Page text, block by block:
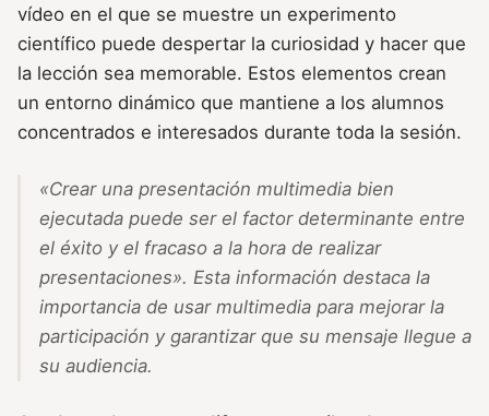
vídeo en el que se muestre un experimento
científico puede despertar la curiosidad y hacer que
la lección sea memorable. Estos elementos crean
un entorno dinámico que mantiene a los alumnos
concentrados e interesados durante toda la sesión.
«Crear una presentación multimedia bien
ejecutada puede ser el factor determinante entre
el éxito y el fracaso a la hora de realizar
presentaciones». Esta información destaca la
importancia de usar multimedia para mejorar la
participación y garantizar que su mensaje llegue a
su audiencia.